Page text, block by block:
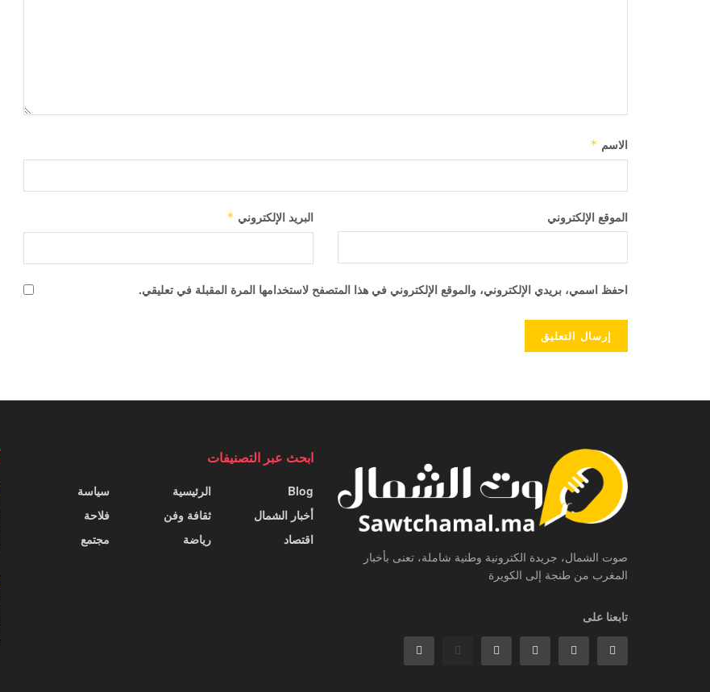
الاسم *
البريد الإلكتروني * الموقع الإلكتروني
احفظ اسمي، بريدي الإلكتروني، والموقع الإلكتروني في هذا المتصفح لاستخدامها المرة المقبلة في تعليقي.
صوت الشمال، جريدة الكترونية وطنية شاملة، تعنى بأخبار
المغرب من طنجة إلى الكويرة
تابعنا على
ابحث عبر التصنيفات
Blog
أخبار الشمال
اقتصاد
الرئيسية
ثقافة وفن
رياضة
سياسة
فلاحة
مجتمع